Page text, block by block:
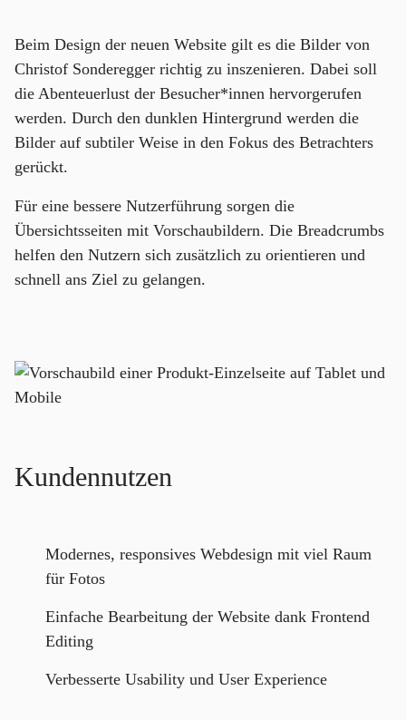
Beim Design der neuen Website gilt es die Bilder von
Christof Sonderegger richtig zu inszenieren. Dabei soll
die Abenteuerlust der Besucher*innen hervorgerufen
werden. Durch den dunklen Hintergrund werden die
Bilder auf subtiler Weise in den Fokus des Betrachters
gerückt.
Für eine bessere Nutzerführung sorgen die
Übersichtsseiten mit Vorschaubildern. Die Breadcrumbs
helfen den Nutzern sich zusätzlich zu orientieren und
schnell ans Ziel zu gelangen.
Kundennutzen
Modernes, responsives Webdesign mit viel Raum
für Fotos
Einfache Bearbeitung der Website dank Frontend
Editing
Verbesserte Usability und User Experience